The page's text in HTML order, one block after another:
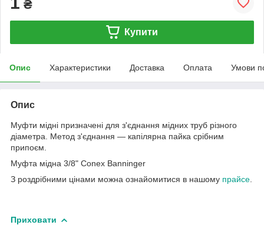
₴
Купити
Опис Характеристики Доставка Оплата Умови
Опис
Муфти мідні призначені для з'єднання мідних труб різного
діаметра. Метод з'єднання — капілярна пайка срібним
припоєм.
Муфта мідна 3/8" Conex Banninger
З роздрібними цінами можна ознайомитися в нашому прайсе
Приховати